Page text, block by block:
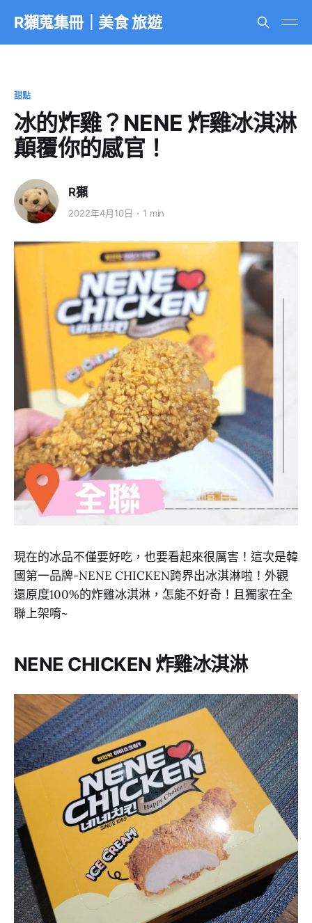
R獺蒐集冊｜美食 旅遊
甜點
冰的炸雞？NENE 炸雞冰淇淋
顛覆你的感官！
R獺
2022年4月10日 1 min
現在的冰品不僅要好吃，也要看起來很厲害！這次是韓
國第一品牌-NENE CHICKEN跨界出冰淇淋啦！外觀
還原度100%的炸雞冰淇淋，怎能不好奇！且獨家在全
聯上架唷~
NENE CHICKEN 炸雞冰淇淋